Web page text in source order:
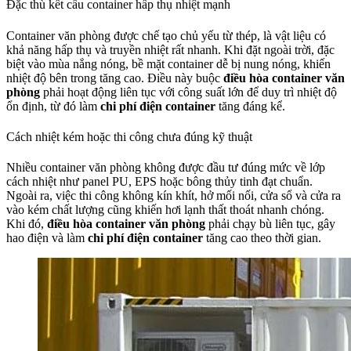
Đặc thù kết cấu container hấp thụ nhiệt mạnh
Container văn phòng được chế tạo chủ yếu từ thép, là vật liệu có
khả năng hấp thụ và truyền nhiệt rất nhanh. Khi đặt ngoài trời, đặc
biệt vào mùa nắng nóng, bề mặt container dễ bị nung nóng, khiến
nhiệt độ bên trong tăng cao. Điều này buộc điều hòa container văn
phòng phải hoạt động liên tục với công suất lớn để duy trì nhiệt độ
ổn định, từ đó làm chi phí điện container tăng đáng kể.
Cách nhiệt kém hoặc thi công chưa đúng kỹ thuật
Nhiều container văn phòng không được đầu tư đúng mức về lớp
cách nhiệt như panel PU, EPS hoặc bông thủy tinh đạt chuẩn.
Ngoài ra, việc thi công không kín khít, hở mối nối, cửa sổ và cửa ra
vào kém chất lượng cũng khiến hơi lạnh thất thoát nhanh chóng.
Khi đó, điều hòa container văn phòng phải chạy bù liên tục, gây
hao điện và làm chi phí điện container tăng cao theo thời gian.